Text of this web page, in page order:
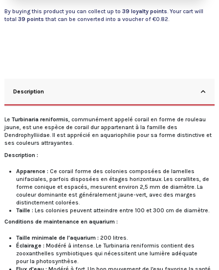
By buying this product you can collect up to 39 loyalty points. Your cart will
total 39 points that can be converted into a voucher of €0.82.
Description
Le Turbinaria reniformis , communément appelé corail en forme de rouleau
jaune, est une espèce de corail dur appartenant à la famille des
Dendrophylliidae. Il est apprécié en aquariophilie pour sa forme distinctive et
ses couleurs attrayantes.
Description :
Apparence : Ce corail forme des colonies composées de lamelles
unifaciales, parfois disposées en étages horizontaux. Les corallites, de
forme conique et espacés, mesurent environ 2,5 mm de diamètre. La
couleur dominante est généralement jaune-vert, avec des marges
distinctement colorées.
Taille : Les colonies peuvent atteindre entre 100 et 300 cm de diamètre.
Conditions de maintenance en aquarium :
Taille minimale de l'aquarium : 200 litres.
Éclairage : Modéré à intense. Le Turbinaria reniformis contient des
zooxanthelles symbiotiques qui nécessitent une lumière adéquate
pour la photosynthèse.